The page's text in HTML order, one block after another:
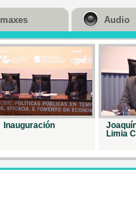
Inauguración
Limia
Imaxes Audio